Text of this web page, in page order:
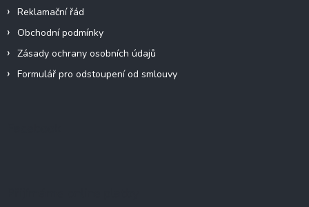
Reklamační řád
Obchodní podmínky
Zásady ochrany osobních údajů
Formulář pro odstoupení od smlouvy